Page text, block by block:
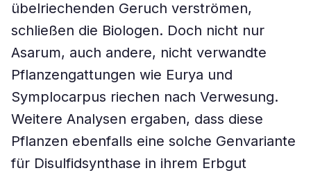
übelriechenden Geruch verströmen,
schließen die Biologen. Doch nicht nur
Asarum, auch andere, nicht verwandte
Pflanzengattungen wie Eurya und
Symplocarpus riechen nach Verwesung.
Weitere Analysen ergaben, dass diese
Pflanzen ebenfalls eine solche Genvariante
für Disulfidsynthase in ihrem Erbgut